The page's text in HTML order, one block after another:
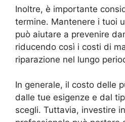
Inoltre, è importante
termine. Mantenere i tuoi
può aiutare a prevenire
riducendo così i costi di
riparazione nel lungo
In generale, il costo delle
dalle tue esigenze e dal
scegli. Tuttavia, investire